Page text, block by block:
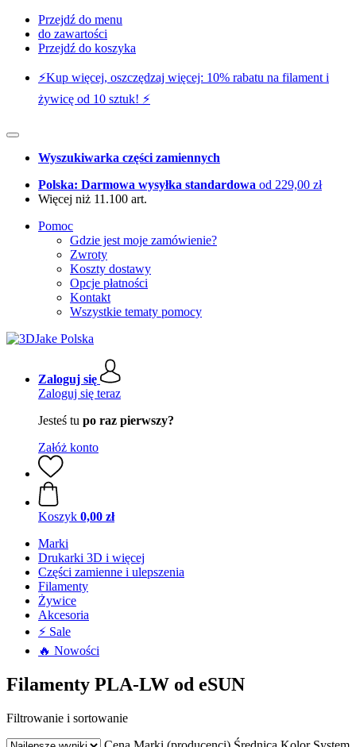
Przejdź do menu
do zawartości
Przejdź do koszyka
⚡️Kup więcej, oszczędzaj więcej: 10% rabatu na filament i
żywicę od 10 sztuk! ⚡️
Wyszukiwarka części zamiennych
Polska: Darmowa wysyłka standardowa od 229,00 zł
Więcej niż 11.100 art.
Pomoc
Gdzie jest moje zamówienie?
Zwroty
Koszty dostawy
Opcje płatności
Kontakt
Wszystkie tematy pomocy
Zaloguj się
Zaloguj się teraz
Jesteś tu po raz pierwszy?
Załóż konto
Koszyk 0,00 zł
Marki
Drukarki 3D i więcej
Części zamienne i ulepszenia
Filamenty
Żywice
Akcesoria
⚡ Sale
🔥 Nowości
Filamenty PLA-LW od eSUN
Filtrowanie i sortowanie